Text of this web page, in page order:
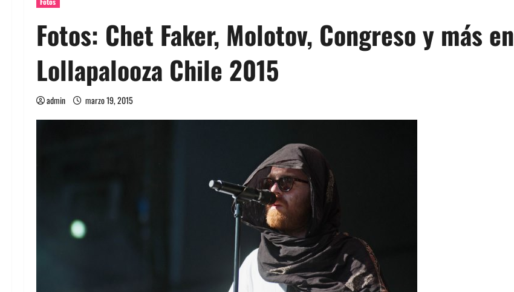
Fotos: Chet Faker, Molotov, Congreso y más en
Lollapalooza Chile 2015
admin marzo 19, 2015